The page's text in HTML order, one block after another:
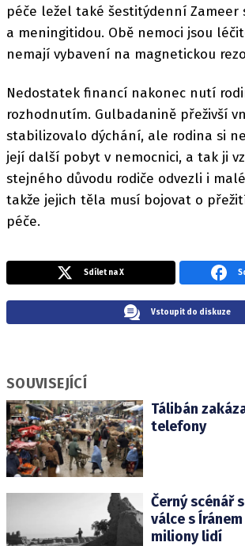
péče ležel také šestitýdenní Zameer
a meningitidou. Obě nemoci jsou
nemají vybavení na magnetickou
Nedostatek financí nakonec nutí
rozhodnutím. Gulbadanině přeživší
stabilizovalo dýchání, ale rodina si
její další pobyt v nemocnici, a tak ji
stejného důvodu rodiče odvezli i
takže jejich těla musí bojovat o
péče.
Sdílet na X
Vstoupit do diskuze
SOUVISEJÍCÍ
Tálibán
telefony
Černý scénář
válce s
miliony lidí